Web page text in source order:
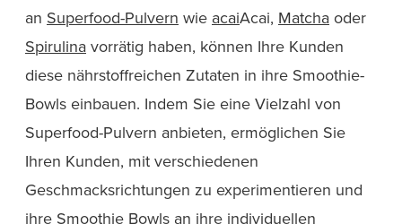
an Superfood-Pulvern wie acaiAcai, Matcha oder
Spirulina vorrätig haben, können Ihre Kunden
diese nährstoffreichen Zutaten in ihre Smoothie-
Bowls einbauen. Indem Sie eine Vielzahl von
Superfood-Pulvern anbieten, ermöglichen Sie
Ihren Kunden, mit verschiedenen
Geschmacksrichtungen zu experimentieren und
ihre Smoothie Bowls an ihre individuellen